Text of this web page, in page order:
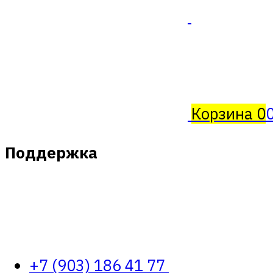
Корзина 0
Поддержка
+7 (903) 186 41 77